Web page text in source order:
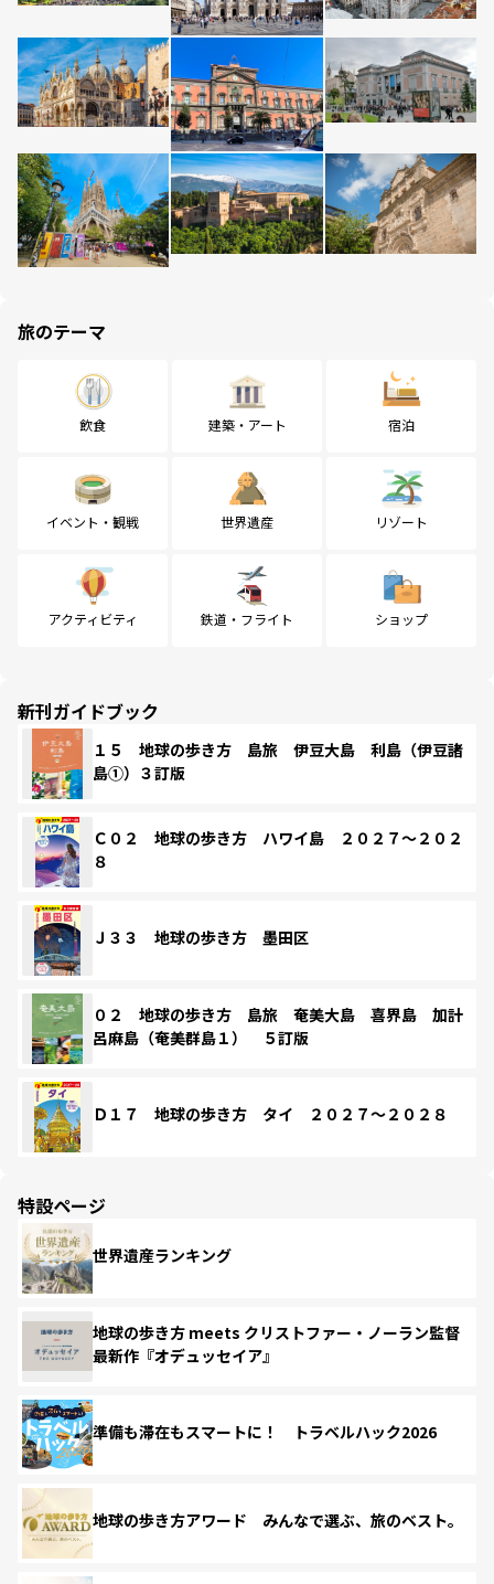
旅のテーマ
飲食 建築・アート 宿泊
イベント・観戦 世界遺産 リゾート
アクティビティ 鉄道・フライト ショップ
新刊ガイドブック
１５ 地球の歩き方 島旅 伊豆大島 利島（伊豆諸
島①）３訂版
Ｃ０２ 地球の歩き方 ハワイ島 ２０２７～２０２
８
Ｊ３３ 地球の歩き方 墨田区
０２ 地球の歩き方 島旅 奄美大島 喜界島 加計
呂麻島（奄美群島１） ５訂版
Ｄ１７ 地球の歩き方 タイ ２０２７～２０２８
特設ページ
世界遺産ランキング
地球の歩き方 meets クリストファー・ノーラン監督
最新作『オデュッセイア』
準備も滞在もスマートに！ トラベルハック2026
地球の歩き方アワード みんなで選ぶ、旅のベスト。